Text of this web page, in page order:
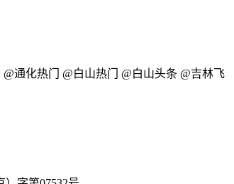
通化热门 @白山热门 @白山头条 @吉林飞